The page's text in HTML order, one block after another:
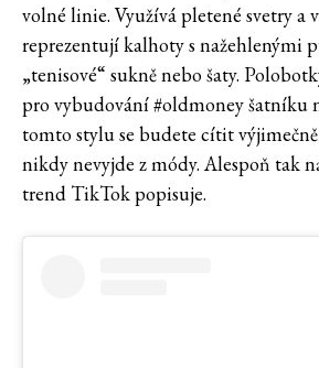
volné linie. Využívá pletené svetry a
reprezentují kalhoty s nažehlenými
„tenisové“ sukně nebo šaty.
pro vybudování #oldmoney šatníku
tomto stylu se budete cítit
nikdy nevyjde z módy. Alespoň tak
trend TikTok popisuje.